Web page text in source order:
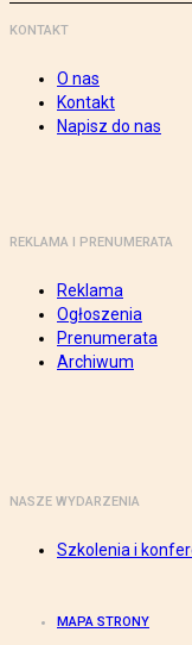
KONTAKT
O nas
Kontakt
Napisz do nas
REKLAMA I PRENUMERATA
Reklama
Ogłoszenia
Prenumerata
Archiwum
NASZE WYDARZENIA
Szkolenia i
MAPA STRONY